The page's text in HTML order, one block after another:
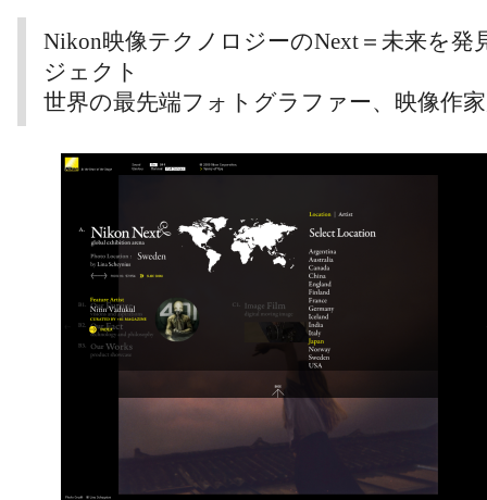
Nikon映像テクノロジーのNext＝未来を発
ジェクト
世界の最先端フォトグラファー、映像作